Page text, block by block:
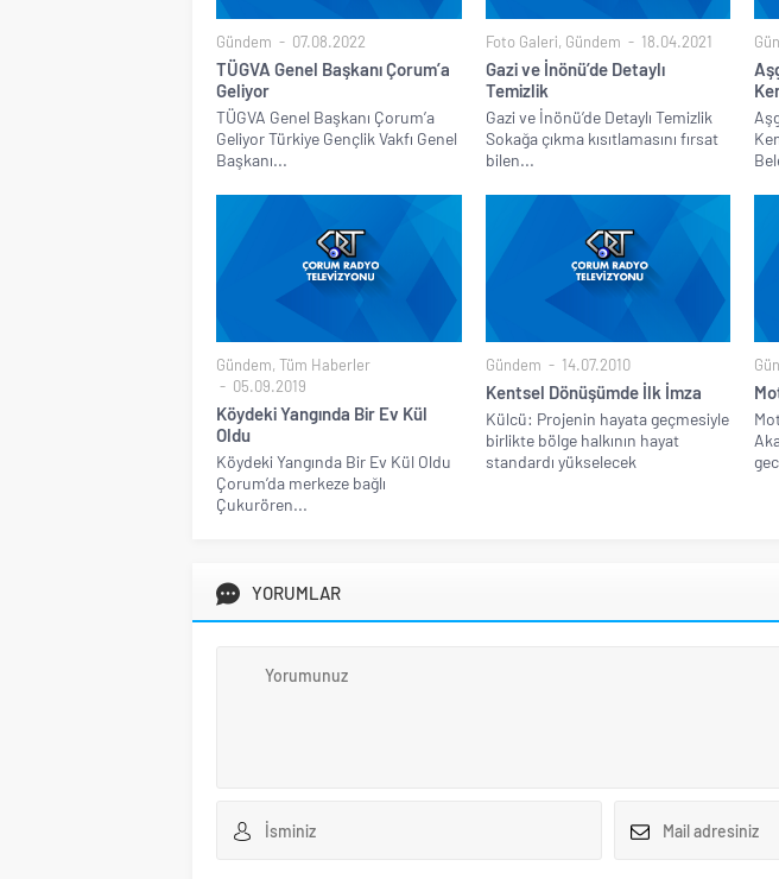
Gündem 07.08.2022
TÜGVA Genel Başkanı Çorum’a
Geliyor
TÜGVA Genel Başkanı Çorum’a
Geliyor Türkiye Gençlik Vakfı Genel
Başkanı...
Foto Galeri, Gündem 18.04.2021
Gazi ve İnönü’de Detaylı
Temizlik
Gazi ve İnönü’de Detaylı Temizlik
Sokağa çıkma kısıtlamasını fırsat
bilen...
Gündem, Tüm Haberler
05.09.2019
Köydeki Yangında Bir Ev Kül
Oldu
Köydeki Yangında Bir Ev Kül Oldu
Çorum’da merkeze bağlı
Çukurören...
Gündem 14.07.2010
Kentsel Dönüşümde İlk İmza
Külcü: Projenin hayata geçmesiyle
birlikte bölge halkının hayat
standardı yükselecek
YORUMLAR